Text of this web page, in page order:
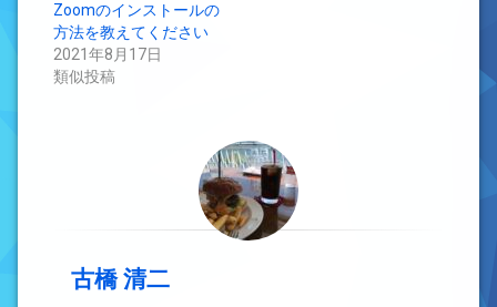
Zoomのインストールの
方法を教えてください
2021年8月17日
類似投稿
古橋 清二